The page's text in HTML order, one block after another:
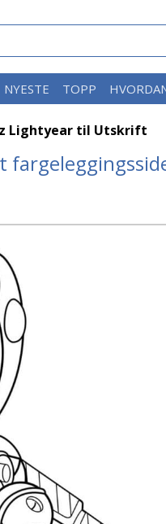
NYESTE TOPP
Lightyear til Utskrift